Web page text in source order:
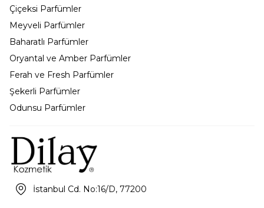
Çiçeksi Parfümler
Meyveli Parfümler
Baharatlı Parfümler
Oryantal ve Amber Parfümler
Ferah ve Fresh Parfümler
Şekerli Parfümler
Odunsu Parfümler
İstanbul Cd. No:16/D, 77200